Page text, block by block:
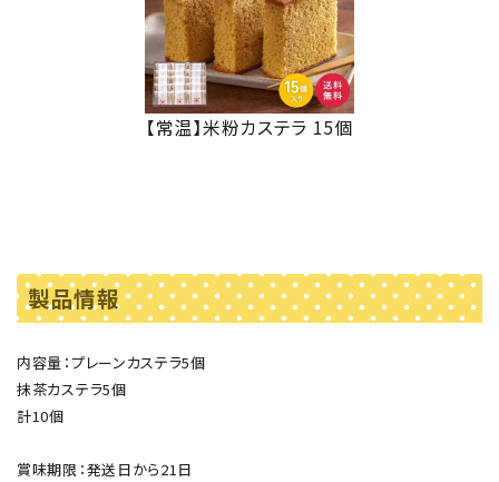
【常温】米粉カステラ 15個
製品情報
内容量：プレーンカステラ5個
抹茶カステラ5個
計10個
賞味期限：発送日から21日